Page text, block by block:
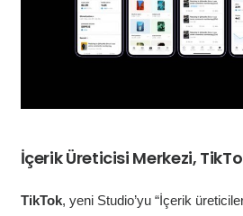
İçerik Üreticisi Merkezi,
TikTok, yeni Studio’yu “İçerik